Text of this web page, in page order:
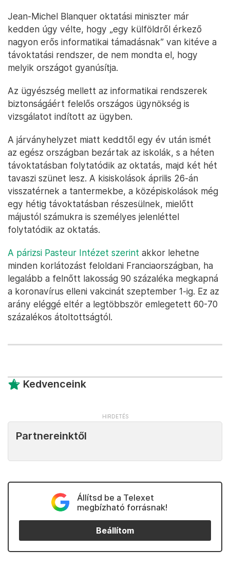
Jean-Michel Blanquer oktatási miniszter már
kedden úgy vélte, hogy „egy külföldről érkező
nagyon erős informatikai támadásnak” van kitéve a
távoktatási rendszer, de nem mondta el, hogy
melyik országot gyanúsítja.
Az ügyészség mellett az informatikai rendszerek
biztonságáért felelős országos ügynökség is
vizsgálatot indított az ügyben.
A járványhelyzet miatt keddtől egy év után ismét
az egész országban bezártak az iskolák, s a héten
távoktatásban folytatódik az oktatás, majd két hét
tavaszi szünet lesz. A kisiskolások április 26-án
visszatérnek a tantermekbe, a középiskolások még
egy hétig távoktatásban részesülnek, mielőtt
májustól számukra is személyes jelenléttel
folytatódik az oktatás.
A párizsi Pasteur Intézet szerint akkor lehetne
minden korlátozást feloldani Franciaországban, ha
legalább a felnőtt lakosság 90 százaléka megkapná
a koronavírus elleni vakcinát szeptember 1-ig. Ez az
arány eléggé eltér a legtöbbször emlegetett 60-70
százalékos átoltottságtól.
Kedvenceink
Partnereinktől
Állítsd be a Telexet
megbízható forrásnak!
Beállítom